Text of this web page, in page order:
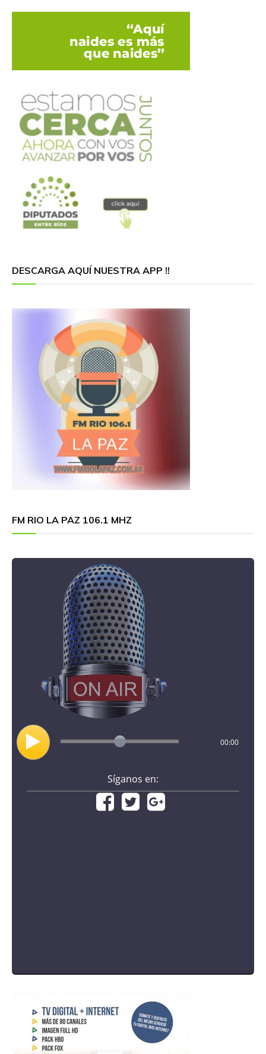
DESCARGA AQUÍ NUESTRA APP !!
FM RIO LA PAZ 106.1 MHZ
00:00
Síganos en: